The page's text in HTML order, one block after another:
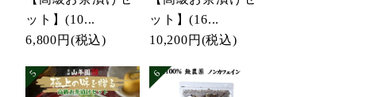
ット】(10...
6,800円 (税込)
ット】(16...
10,200円 (税込)